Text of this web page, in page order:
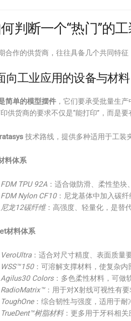
判断一个“热门”的
合作的供货商，往往具备几个共同特征
向工业应用的设备与材料
简单的模型摆件 ，它们要承受批量生
供货商的要求不仅是“能打印”，而是要
技术路线，提供多种适用于工装
料体系
FDM TPU 92A ：适合做防滑、柔性垫块
FDM Nylon CF10：尼龙基体中加入碳纤
尼龙12碳纤维：高强度、轻量化，是替
材料体系
VeroUltra：适合对尺寸精度、表面质量
WSS™150：可溶解支撑材料，使复杂内
Agilus30 Colors：多色柔性材料，可做
RadioMatrix™：用于对X射线可视性有要
ToughOne：综合韧性与强度，适用于耐
TrueDent™树脂材料：更多用于牙科相关